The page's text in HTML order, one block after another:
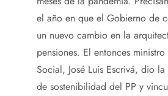
el año en que el Gobierno de
un nuevo cambio en la
pensiones. El entonces
Social, José Luis Escrivá, dio
de sostenibilidad del PP y